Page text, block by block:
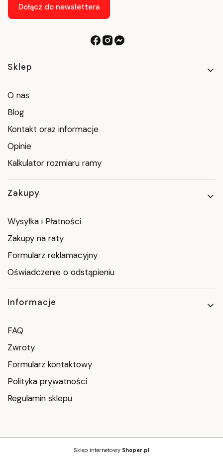
Dołącz do newslettera
Linki w stopce
Sklep
O nas
Blog
Kontakt oraz informacje
Opinie
Kalkulator rozmiaru ramy
Zakupy
Wysyłka i Płatności
Zakupy na raty
Formularz reklamacyjny
Oświadczenie o odstąpieniu
Informacje
FAQ
Zwroty
Formularz kontaktowy
Polityka prywatności
Regulamin sklepu
Sklep internetowy Shoper.pl